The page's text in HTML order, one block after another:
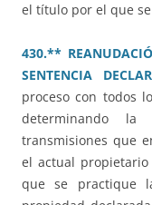
el título por el que
430.**
SENTENCIA
proceso con todos
determinando
transmisiones que
el actual
que se practique